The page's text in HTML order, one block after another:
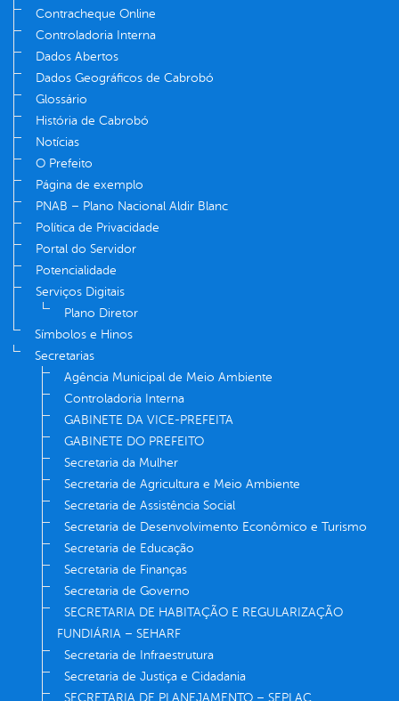
Contracheque Online
Controladoria Interna
Dados Abertos
Dados Geográficos de Cabrobó
Glossário
História de Cabrobó
Notícias
O Prefeito
Página de exemplo
PNAB – Plano Nacional Aldir Blanc
Política de Privacidade
Portal do Servidor
Potencialidade
Serviços Digitais
Plano Diretor
Símbolos e Hinos
Secretarias
Agência Municipal de Meio Ambiente
Controladoria Interna
GABINETE DA VICE-PREFEITA
GABINETE DO PREFEITO
Secretaria da Mulher
Secretaria de Agricultura e Meio Ambiente
Secretaria de Assistência Social
Secretaria de Desenvolvimento Econômico e Turismo
Secretaria de Educação
Secretaria de Finanças
Secretaria de Governo
SECRETARIA DE HABITAÇÃO E REGULARIZAÇÃO
FUNDIÁRIA – SEHARF
Secretaria de Infraestrutura
Secretaria de Justiça e Cidadania
SECRETARIA DE PLANEJAMENTO – SEPLAC